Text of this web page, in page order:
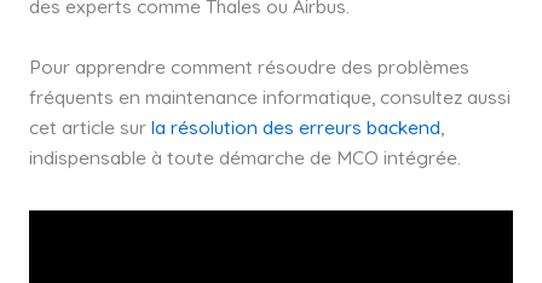
des experts comme Thales ou Airbus.
Pour apprendre comment résoudre des problèmes
fréquents en maintenance informatique, consultez aussi
cet article sur la résolution des erreurs backend,
indispensable à toute démarche de MCO intégrée.